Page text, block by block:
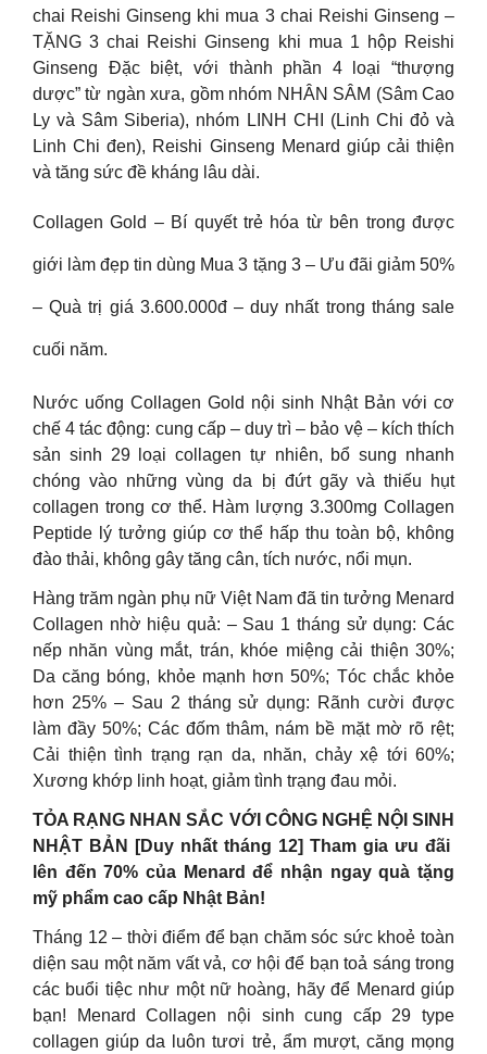
chai Reishi Ginseng khi mua 3 chai Reishi Ginseng –
TẶNG 3 chai Reishi Ginseng khi mua 1 hộp Reishi
Ginseng Đặc biệt, với thành phần 4 loại “thượng
dược” từ ngàn xưa, gồm nhóm NHÂN SÂM (Sâm Cao
Ly và Sâm Siberia), nhóm LINH CHI (Linh Chi đỏ và
Linh Chi đen), Reishi Ginseng Menard giúp cải thiện
và tăng sức đề kháng lâu dài.
Collagen Gold – Bí quyết trẻ hóa từ bên trong được
giới làm đẹp tin dùng Mua 3 tặng 3 – Ưu đãi giảm 50%
– Quà trị giá 3.600.000đ – duy nhất trong tháng sale
cuối năm.
Nước uống Collagen Gold nội sinh Nhật Bản với cơ
chế 4 tác động: cung cấp – duy trì – bảo vệ – kích thích
sản sinh 29 loại collagen tự nhiên, bổ sung nhanh
chóng vào những vùng da bị đứt gãy và thiếu hụt
collagen trong cơ thể. Hàm lượng 3.300mg Collagen
Peptide lý tưởng giúp cơ thể hấp thu toàn bộ, không
đào thải, không gây tăng cân, tích nước, nổi mụn.
Hàng trăm ngàn phụ nữ Việt Nam đã tin tưởng Menard
Collagen nhờ hiệu quả: – Sau 1 tháng sử dụng: Các
nếp nhăn vùng mắt, trán, khóe miệng cải thiện 30%;
Da căng bóng, khỏe mạnh hơn 50%; Tóc chắc khỏe
hơn 25% – Sau 2 tháng sử dụng: Rãnh cười được
làm đầy 50%; Các đốm thâm, nám bề mặt mờ rõ rệt;
Cải thiện tình trạng rạn da, nhăn, chảy xệ tới 60%;
Xương khớp linh hoạt, giảm tình trạng đau mỏi.
TỎA RẠNG NHAN SẮC VỚI CÔNG NGHỆ NỘI SINH
NHẬT BẢN [Duy nhất tháng 12] Tham gia ưu đãi
lên đến 70% của Menard để nhận ngay quà tặng
mỹ phẩm cao cấp Nhật Bản!
Tháng 12 – thời điểm để bạn chăm sóc sức khoẻ toàn
diện sau một năm vất vả, cơ hội để bạn toả sáng trong
các buổi tiệc như một nữ hoàng, hãy để Menard giúp
bạn! Menard Collagen nội sinh cung cấp 29 type
collagen giúp da luôn tươi trẻ, ẩm mượt, căng mọng